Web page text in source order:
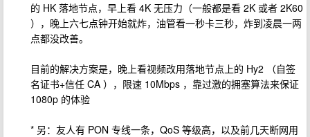
的 HK 落地节点，早上看 4K 无压力（一般都是看 2K 或者 2K60
），晚上六七点钟开始就炸，油管看一秒卡三秒，炸到凌晨一两
点都没改善。
目前的解决方案是，晚上看视频改用落地节点上的 Hy2 （自签
名证书+信任 CA ），限速 10Mbps ，靠过激的拥塞算法来保证
1080p 的体验
* 另：友人有 PON 专线一条，QoS 等级高，以及前几天断网用